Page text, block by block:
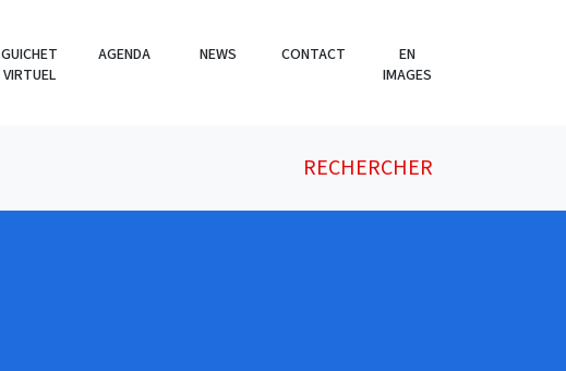
GUICHET
VIRTUEL
AGENDA NEWS CONTACT
EN
IMAGES
RECHERCHER